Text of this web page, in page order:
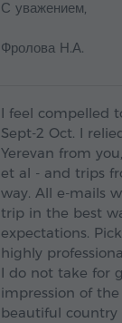
С уважением,
Фролова Н.А.
I feel compelled
Sept-2 Oct. I
Yerevan from
et al - and trips
way. All e-mails
trip in the best
expectations.
highly
I do not take for
impression of
beautiful country